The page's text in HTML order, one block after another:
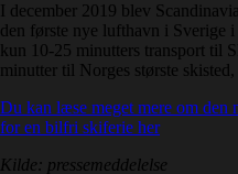
I december 2019 blev
den første nye lufthavn i Sverige
kun 10-25 minutters transport til
minutter til Norges største
Du kan læse meget mere om den
for en bilfri skiferie her
Kilde: pressemeddelelse